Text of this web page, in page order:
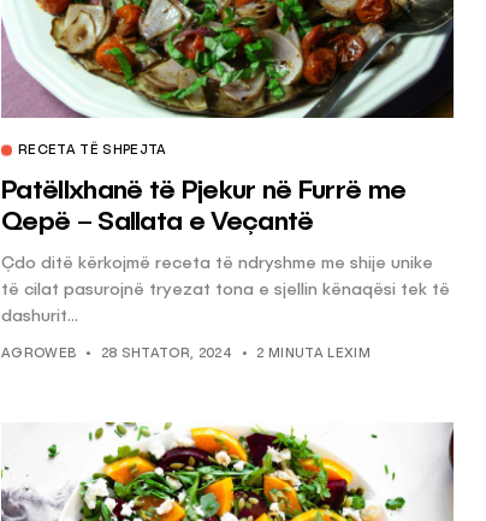
RECETA TË SHPEJTA
Patëllxhanë të Pjekur në Furrë me
Qepë – Sallata e Veçantë
Çdo ditë kërkojmë receta të ndryshme me shije unike
të cilat pasurojnë tryezat tona e sjellin kënaqësi tek të
dashurit...
AGROWEB 28 SHTATOR, 2024 2 MINUTA LEXIM